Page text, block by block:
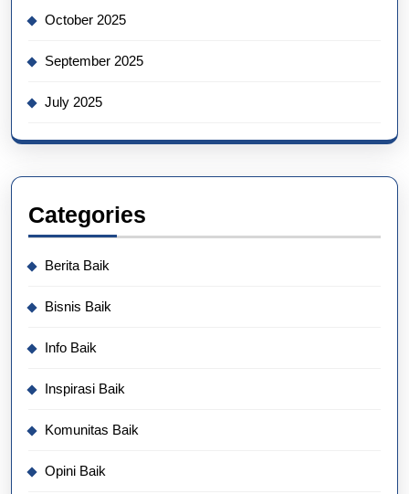
October 2025
September 2025
July 2025
Categories
Berita Baik
Bisnis Baik
Info Baik
Inspirasi Baik
Komunitas Baik
Opini Baik